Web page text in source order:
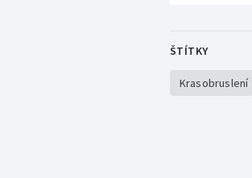
ŠTÍTKY
Krasobruslení